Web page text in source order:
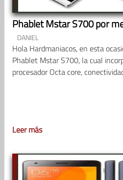
Phablet Mstar S700 por
DANIEL
Hola Hardmaniacos, en esta
Phablet Mstar S700, la cual
procesador Octa core,
Leer más